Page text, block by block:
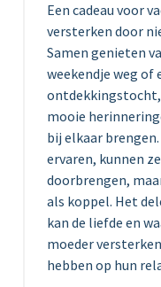
Een cadeau voor
versterken door
Samen genieten
weekendje weg of
ontdekkingstocht,
mooie
bij elkaar
ervaren, kunnen
doorbrengen,
als koppel. Het
kan de liefde en
moeder
hebben op hun